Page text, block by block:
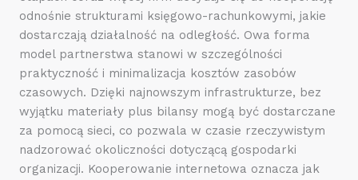
odnośnie strukturami księgowo-rachunkowymi, jakie
dostarczają działalność na odległość. Owa forma
model partnerstwa stanowi w szczególności
praktyczność i minimalizacja kosztów zasobów
czasowych. Dzięki najnowszym infrastrukturze, bez
wyjątku materiały plus bilansy mogą być dostarczane
za pomocą sieci, co pozwala w czasie rzeczywistym
nadzorować okoliczności dotyczącą gospodarki
organizacji. Kooperowanie internetowa oznacza jak